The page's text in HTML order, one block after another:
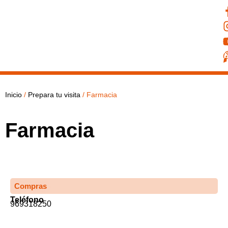
Inicio / Prepara tu visita / Farmacia
Farmacia
Compras
Teléfono
969318250